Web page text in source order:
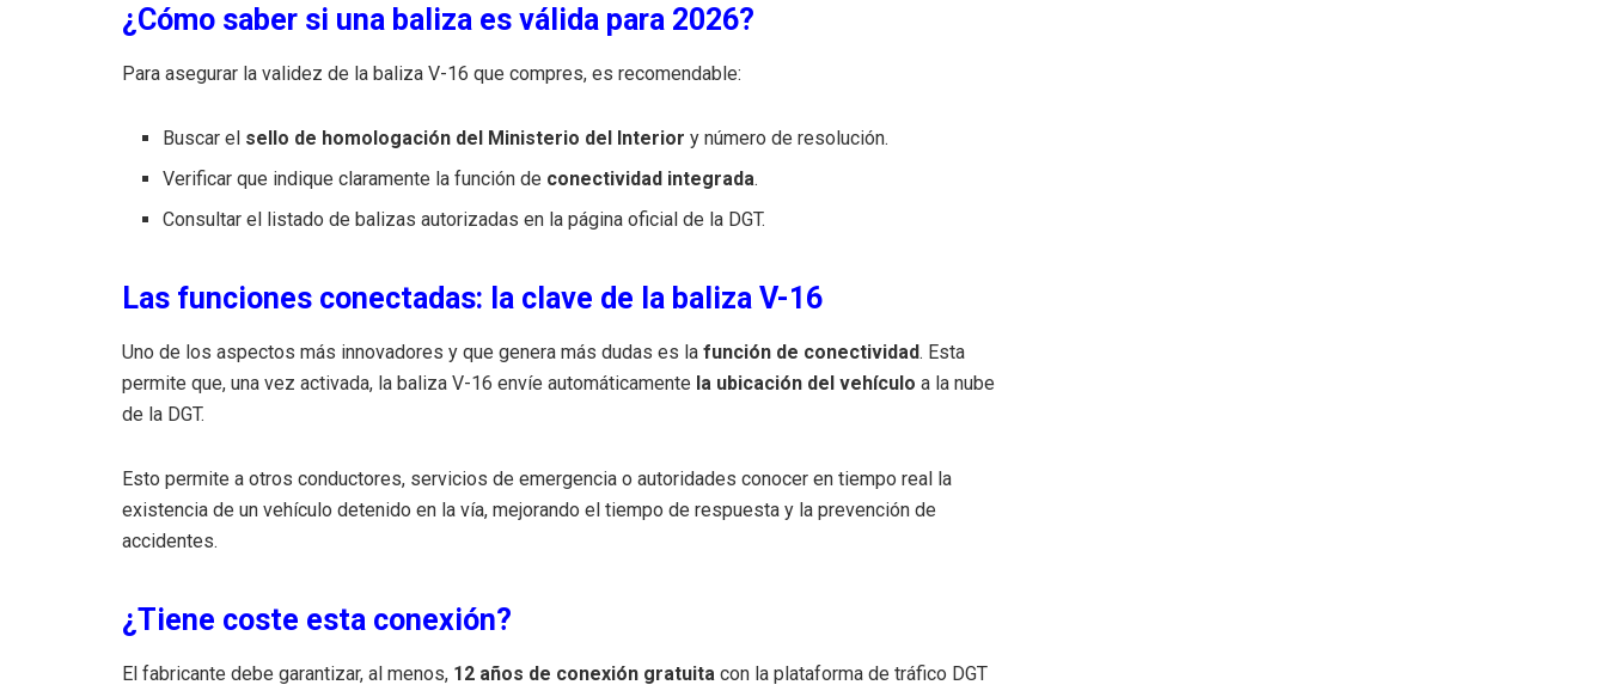
¿Cómo saber si una baliza es válida para 2026?
Para asegurar la validez de la baliza V-16 que compres, es recomendable:
Buscar el sello de homologación del Ministerio del Interior y número de resolución.
Verificar que indique claramente la función de conectividad integrada.
Consultar el listado de balizas autorizadas en la página oficial de la DGT.
Las funciones conectadas: la clave de la baliza V-16
Uno de los aspectos más innovadores y que genera más dudas es la función de conectividad. Esta
permite que, una vez activada, la baliza V-16 envíe automáticamente la ubicación del vehículo a la nube
de la DGT.
Esto permite a otros conductores, servicios de emergencia o autoridades conocer en tiempo real la
existencia de un vehículo detenido en la vía, mejorando el tiempo de respuesta y la prevención de
accidentes.
¿Tiene coste esta conexión?
El fabricante debe garantizar, al menos, 12 años de conexión gratuita con la plataforma de tráfico DGT